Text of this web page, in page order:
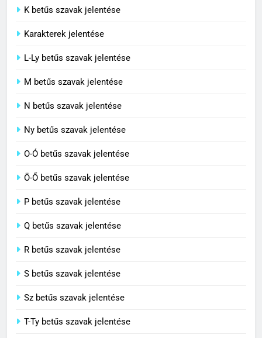
C BETŰS SZAVAK JELENTÉSE
C BETŰS SZAVAK JELENTÉSE
8
Centenárium jelentése
K betűs szavak jelentése
Karakterek jelentése
L-Ly betűs szavak jelentése
M betűs szavak jelentése
N betűs szavak jelentése
Ny betűs szavak jelentése
O-Ó betűs szavak jelentése
Ö-Ő betűs szavak jelentése
P betűs szavak jelentése
Q betűs szavak jelentése
R betűs szavak jelentése
S betűs szavak jelentése
Sz betűs szavak jelentése
T-Ty betűs szavak jelentése